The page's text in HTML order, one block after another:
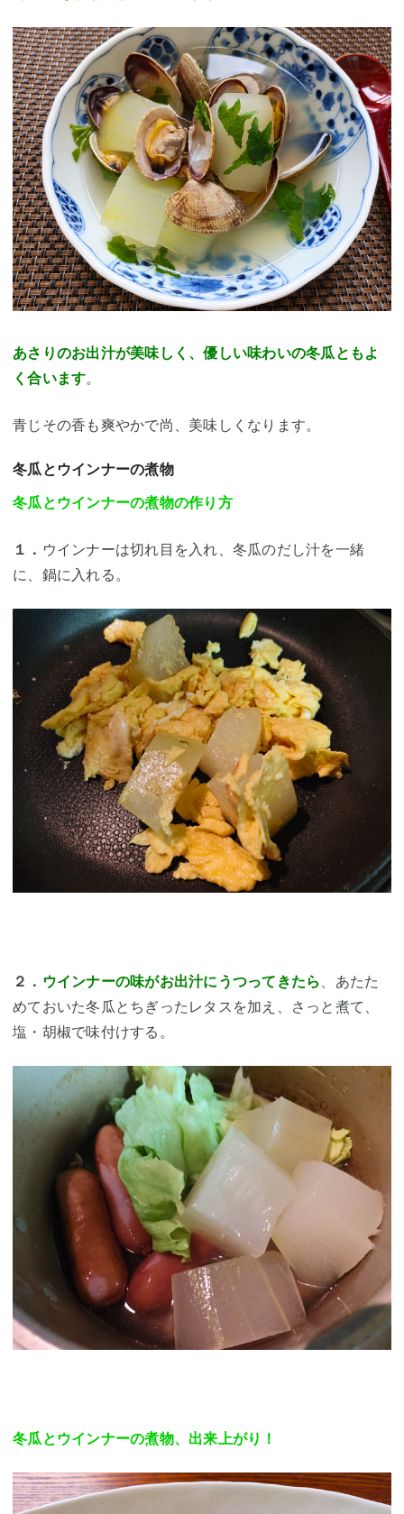
あさりのお出汁が美味しく、優しい味わいの冬瓜ともよ
く合います。
青じその香も爽やかで尚、美味しく なります。
冬瓜とウインナーの煮物
冬瓜とウインナーの煮物の作り方
１． ウインナーは切れ目を入れ、冬瓜のだし汁を一緒
に、鍋に入れる。
２． ウインナーの味がお出汁にうつってきたら
、あたた
めておいた冬瓜とちぎったレタスを加え、さっと煮て、
塩・胡椒で味付けする。
冬瓜とウインナーの煮物、出来上がり！